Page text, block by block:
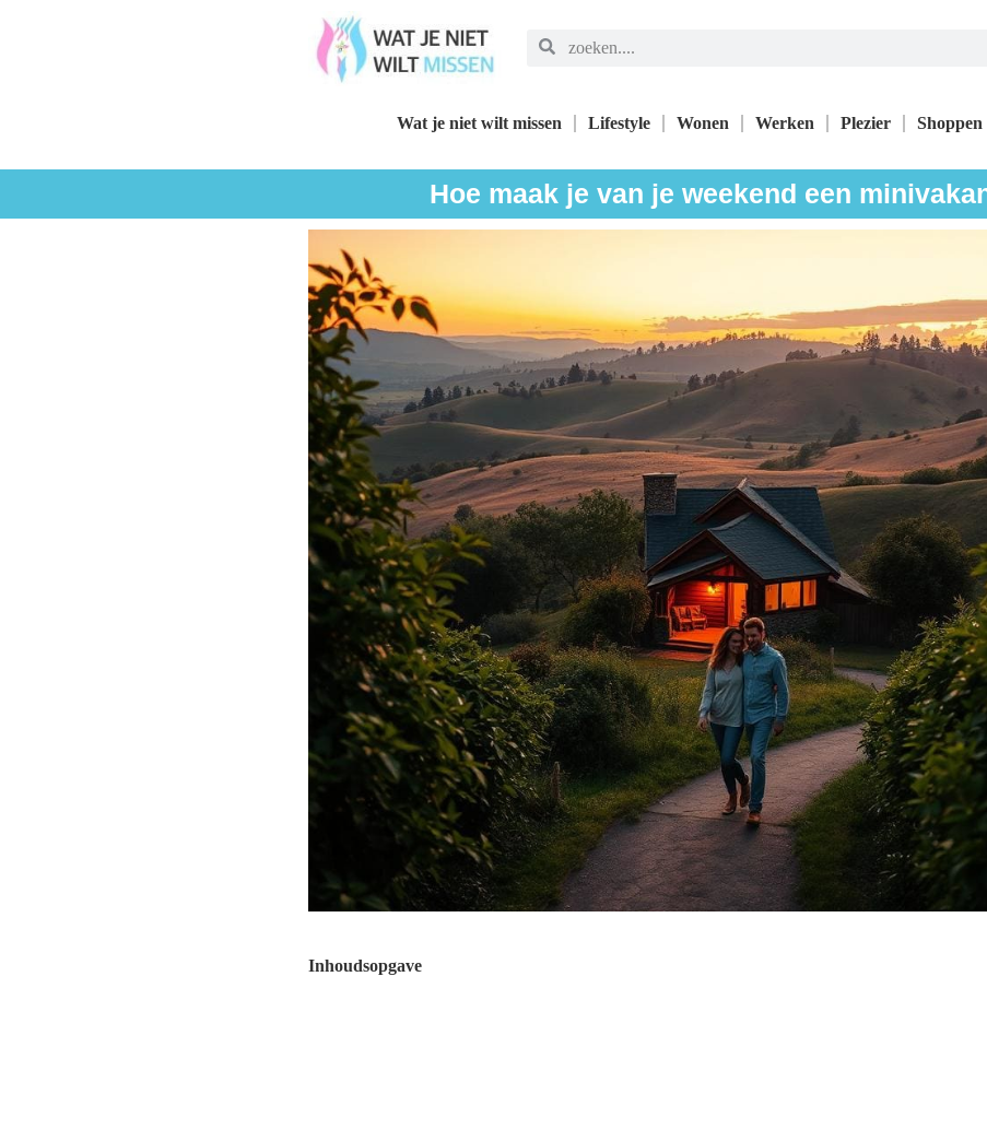
Wat je niet wilt missen Lifestyle Wonen Werken Plezier Shoppen
Hoe maak je van je weekend een
Inhoudsopgave